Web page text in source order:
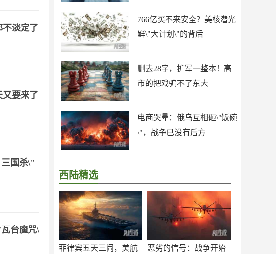
766亿买不来安全？美核潜光
鲜\"大计划\"的背后
删去28字，扩军一整本！高
市的把戏骗不了东大
电商哭晕：俄乌互相砸\"饭碗
\"，战争已没有后方
西陆精选
菲律宾五天三闹，美航
恶劣的信号：战争开始
淡定了
要来了
国杀\"
台魔咒\"